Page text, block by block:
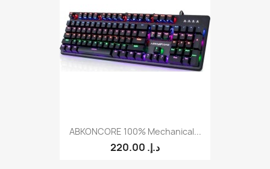
ABKONCORE 100% Mechanical...
220.00 د.إ.‏